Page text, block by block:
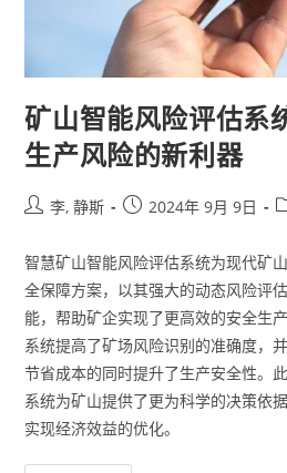
矿山智能风险评估系
生产风险的新利器
李, 静斯 2024年 9月 9日
智慧矿山智能风险评估系统为现代矿
全保障方案，以其强大的动态风险评
能，帮助矿企实现了更高效的安全生
系统提高了矿场风险识别的准确度，
节省成本的同时提升了生产安全性。
系统为矿山提供了更为科学的决策依
实现经济效益的优化。